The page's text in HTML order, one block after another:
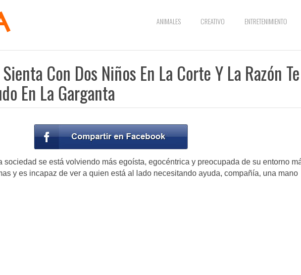
ANIMALES CREATIVO ENTRETENIMIENTO
Con Dos Niños En La Corte Y La Razón Te
En La Garganta
sociedad se está volviendo más egoísta, egocéntrica y preocupada de su entorno
y es incapaz de ver a quien está al lado necesitando ayuda, compañía, una mano